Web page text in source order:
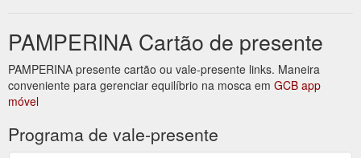
PAMPERINA Cartão de presente
PAMPERINA presente cartão ou vale-presente links. Maneira
conveniente para gerenciar equilíbrio na mosca em GCB app
móvel
Programa de vale-presente